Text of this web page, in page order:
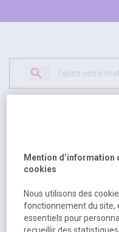
excuser pour
Retour
Mention d’information
cookies
Nous utilisons des
fonctionnement du site,
essentiels pour